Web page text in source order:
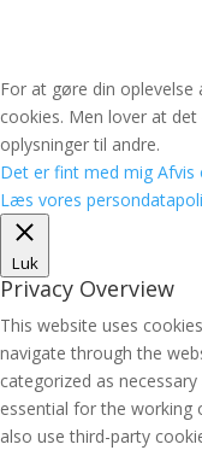
For at gøre din oplevelse
cookies. Men lover at
oplysninger til andre.
Det er fint med mig Afvis
Læs vores
Luk
Privacy Overview
This website uses
navigate through the
categorized as
essential for the working
also use third-party